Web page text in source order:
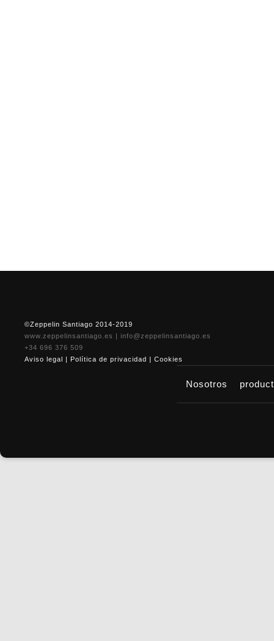
©Zeppelin Santiago 2014-2019
www.zeppelinsantiago.es | info@zeppelinsantiago.es
+34 696 376 509
Aviso legal | Política de privacidad | Cookies
Nosotros